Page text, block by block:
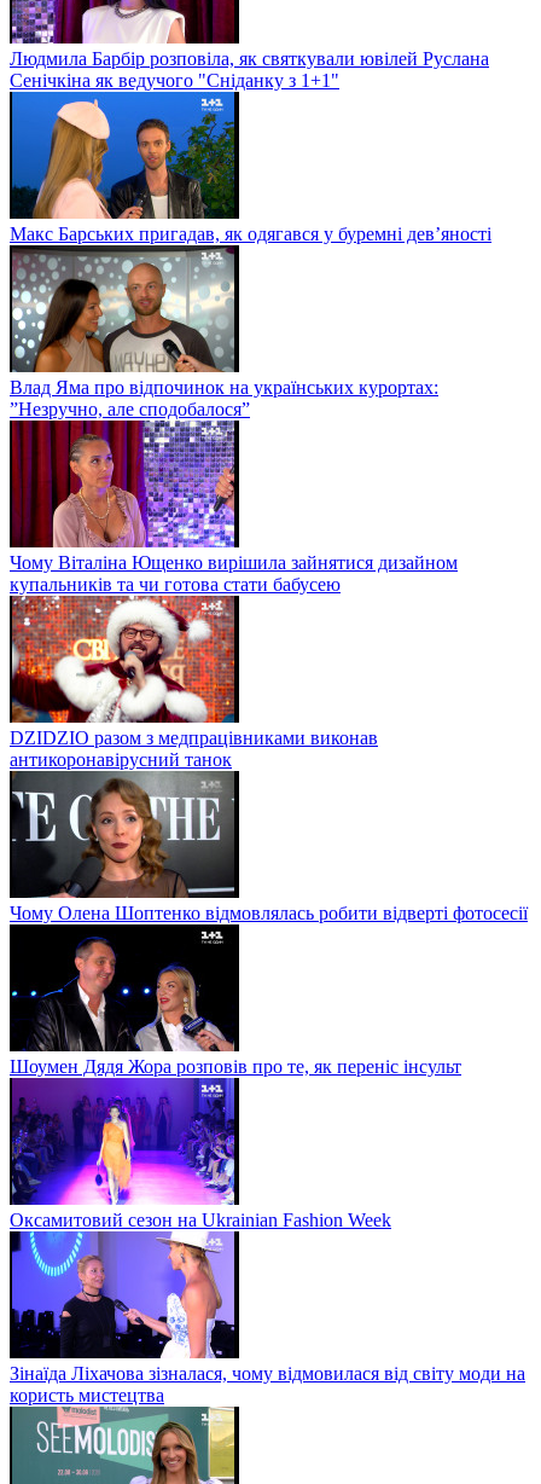
Людмила Барбір розповіла, як святкували ювілей Руслана
Сенічкіна як ведучого "Сніданку з 1+1"
Макс Барських пригадав, як одягався у буремні дев’яності
Влад Яма про відпочинок на українських курортах:
”Незручно, але сподобалося”
Чому Віталіна Ющенко вирішила зайнятися дизайном
купальників та чи готова стати бабусею
DZIDZIO разом з медпрацівниками виконав
антикоронавірусний танок
Чому Олена Шоптенко відмовлялась робити відверті фотосесії
Шоумен Дядя Жора розповів про те, як переніс інсульт
Оксамитовий сезон на Ukrainian Fashion Week
Зінаїда Ліхачова зізналася, чому відмовилася від світу моди на
користь мистецтва